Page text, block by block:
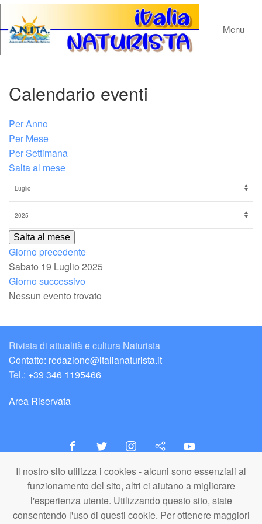
Il nostro sito utilizza i cookies - alcuni sono essenziali al
funzionamento del sito, altri ci aiutano a migliorare
l'esperienza utente. Utilizzando questo sito, state
consentendo l'uso di questi cookie. Per ottenere maggiori
Menu
Calendario eventi
Per Anno
Per Mese
Per Settimana
Salta al mese
Salta al mese
Giorno precedente
Sabato 19 Luglio 2025
Giorno successivo
Nessun evento trovato
Rivista di attualità e cultura Naturista
Contatto: redazione@italianaturista.it
Tel.: +39 346 1195466
Area Riservata
italiaNATURISTA
Editore e Redazione
A.N.ITA. Associazione Naturista Italiana (APS)
C.F. 80203710159